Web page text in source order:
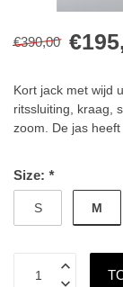
€390,00
Kort jack met wijd
ritssluiting, kraag,
zoom. De jas
Size: *
S M